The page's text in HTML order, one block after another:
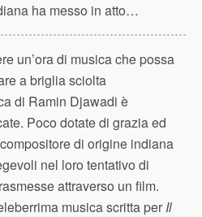
ha messo in atto…
un’ora di musica che possa
a briglia sciolta
di Ramin Djawadi è
Poco dotate di grazia ed
di origine indiana
nel loro tentativo di
attraverso un film.
musica scritta per Il